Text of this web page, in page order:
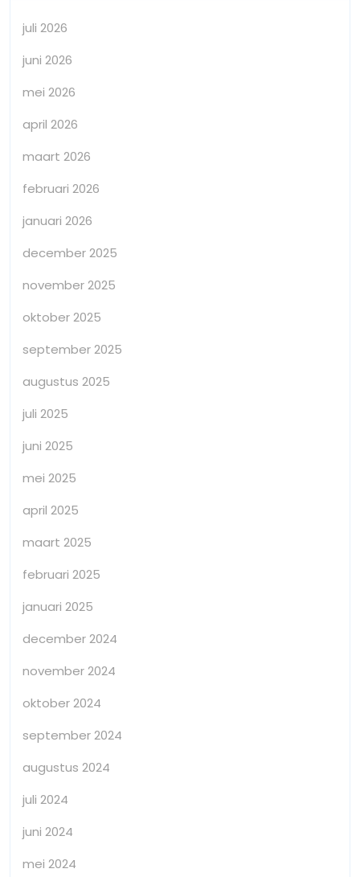
juli 2026
juni 2026
mei 2026
april 2026
maart 2026
februari 2026
januari 2026
december 2025
november 2025
oktober 2025
september 2025
augustus 2025
juli 2025
juni 2025
mei 2025
april 2025
maart 2025
februari 2025
januari 2025
december 2024
november 2024
oktober 2024
september 2024
augustus 2024
juli 2024
juni 2024
mei 2024